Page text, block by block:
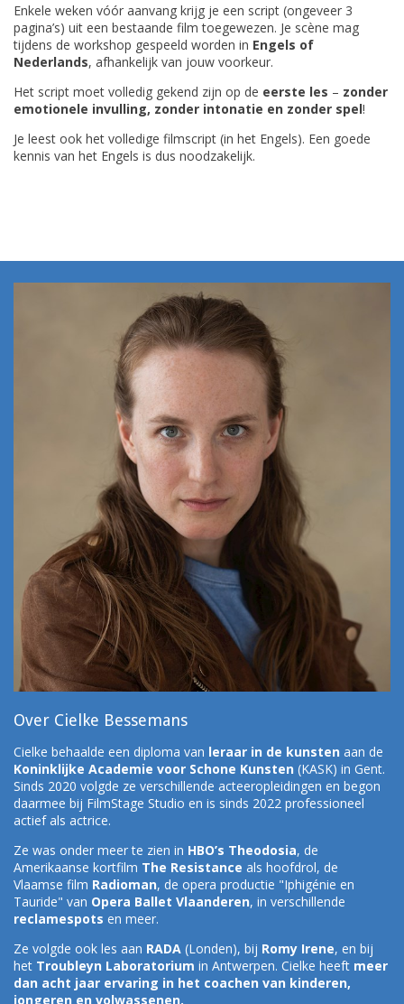
Enkele weken vóór aanvang krijg je een script (ongeveer 3
pagina’s) uit een bestaande film toegewezen. Je scène mag
tijdens de workshop gespeeld worden in Engels of
Nederlands, afhankelijk van jouw voorkeur.
Het script moet volledig gekend zijn op de eerste les – zonder
emotionele invulling, zonder intonatie en zonder spel!
Je leest ook het volledige filmscript (in het Engels). Een goede
kennis van het Engels is dus noodzakelijk.
Over Cielke Bessemans
Cielke behaalde een diploma van leraar in de kunsten aan de
Koninklijke Academie voor Schone Kunsten (KASK) in Gent.
Sinds 2020 volgde ze verschillende acteeropleidingen en begon
daarmee bij FilmStage Studio en is sinds 2022 professioneel
actief als actrice.
Ze was onder meer te zien in HBO’s Theodosia, de
Amerikaanse kortfilm The Resistance als hoofdrol, de
Vlaamse film Radioman, de opera productie "Iphigénie en
Tauride" van Opera Ballet Vlaanderen, in verschillende
reclamespots en meer.
Ze volgde ook les aan RADA (Londen), bij Romy Irene, en bij
het Troubleyn Laboratorium in Antwerpen. Cielke heeft meer
dan acht jaar ervaring in het coachen van kinderen,
jongeren en volwassenen.